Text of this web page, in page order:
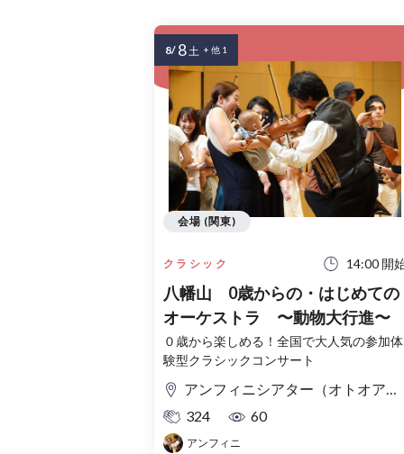
クラシック 14:00 開
八幡山 0歳からの・はじめての
オーケストラ 〜動物大行進〜
０歳から楽しめる！全国で大人気の参加体
験型クラシックコンサート
アンフィニシアター（オトオアシス1F）
324
60
アンフィニ
会場 (関東)
8/ 8土 + 他 1